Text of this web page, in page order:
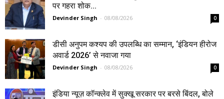
पर गहरा शोक...
Devinder Singh - 08/08/2026 0
डीसी अनुपम कश्यप की उपलब्धि का सम्मान, ‘इंडियन हीरोज
अवार्ड 2026’ से नवाजा गया
Devinder Singh - 08/08/2026 0
इंडिया न्यूज़ कॉन्क्लेव में सुक्खू सरकार पर बरसे बिंदल, बोले